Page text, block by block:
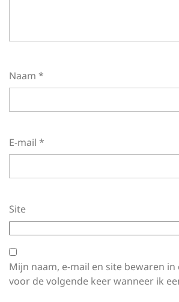
Naam *
E-mail *
Site
Mijn naam, e-mail en site bewaren
voor de volgende keer wanneer ik